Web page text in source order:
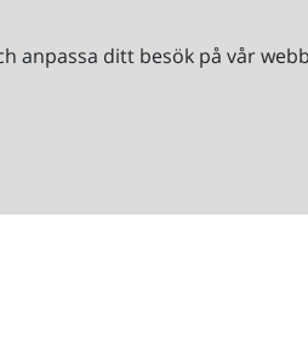
ditt besök på vår